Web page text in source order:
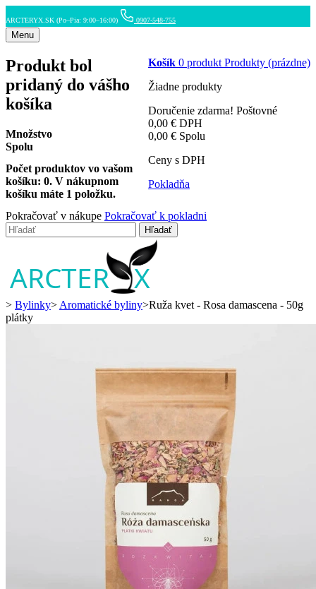
ARCTERYX.SK (Po–Pia: 9:00–16:00) 0907-548-755
Menu
Košík 0 produkt Produkty (prázdne)
Žiadne produkty
Doručenie zdarma! Poštovné
0,00 € DPH
0,00 € Spolu
Ceny s DPH
Pokladňa
Produkt bol
pridaný do vášho
košíka
Množstvo
Spolu
Počet produktov vo vašom
košíku: 0. V nákupnom
košíku máte 1 položku.
Pokračovať v nákupe Pokračovať k pokladni
Hľadať
> Bylinky> Aromatické byliny>Ruža kvet - Rosa damascena - 50g
plátky